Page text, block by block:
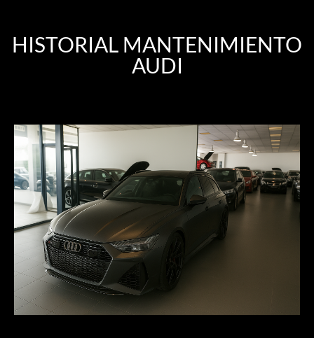
HISTORIAL MANTENIMIENTO
AUDI